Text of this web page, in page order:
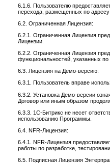
6.1.6. Пользователю
перехода, размещенных по адресу
6.2. Ограниченная Лицензия:
6.2.1. Ограниченная Лицензия
Лицензии.
6.2.2. Ограниченная Лицензия
функциональностей, указанных по
6.3. Лицензия на Демо-версию:
6.3.1. Пользователь вправе
6.3.2. Установка Демо-версии
Договор или иным образом
6.3.3. 1С-Битрикс не несет
использованию Программы.
6.4. NFR-Лицензия:
6.4.1. NFR-Лицензия
работы по разработке,
6.5. Подписная Лицензия